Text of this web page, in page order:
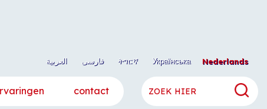
Nederlands العربية فارسی ትግርኛ Українська
contact